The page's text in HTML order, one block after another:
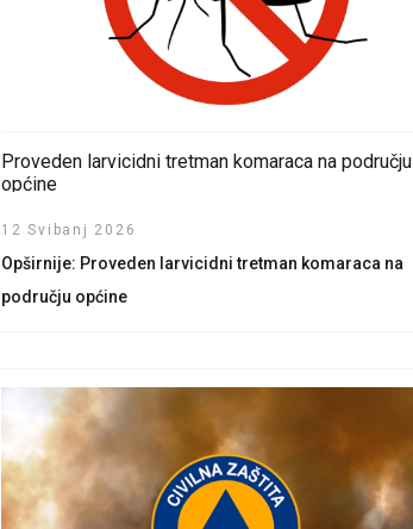
Proveden larvicidni tretman komaraca na području
općine
12 Svibanj 2026
Opširnije: Proveden larvicidni tretman komaraca na
području općine